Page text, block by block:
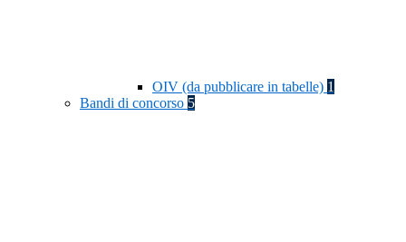
OIV (da pubblicare in tabelle) 1
Bandi di concorso 5